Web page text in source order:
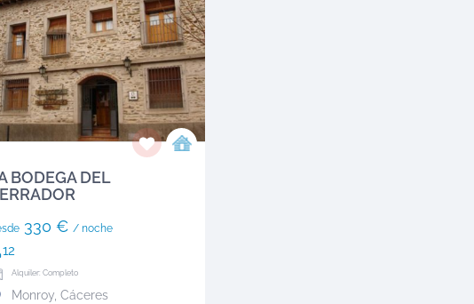
BODEGA DEL
330 € / noche
12
Alquiler: Completo
Monroy, Cáceres